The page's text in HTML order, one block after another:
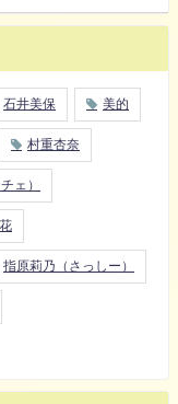
石井美保 美的
村重杏奈
ェ）
指原莉乃（さっしー）